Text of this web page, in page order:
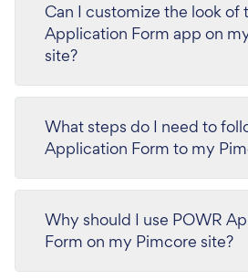
Can I customize the look of
Application Form app on
site?
What steps do I need to
Application Form to my
Why should I use POWR
Form on my Pimcore site?